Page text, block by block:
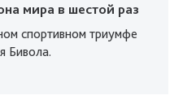
мира в шестой раз
спортивном триумфе
Бивола.